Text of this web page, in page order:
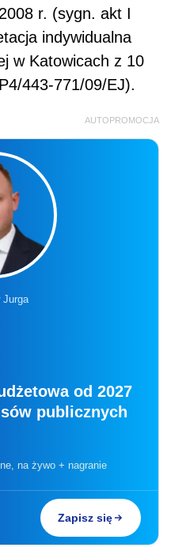
r. (sygn. akt I
indywidualna
w Katowicach z 10
443-771/09/EJ).
AUTOPROMOCJA
Jurga
od 2027
publicznych
na żywo + nagranie
Zapisz się